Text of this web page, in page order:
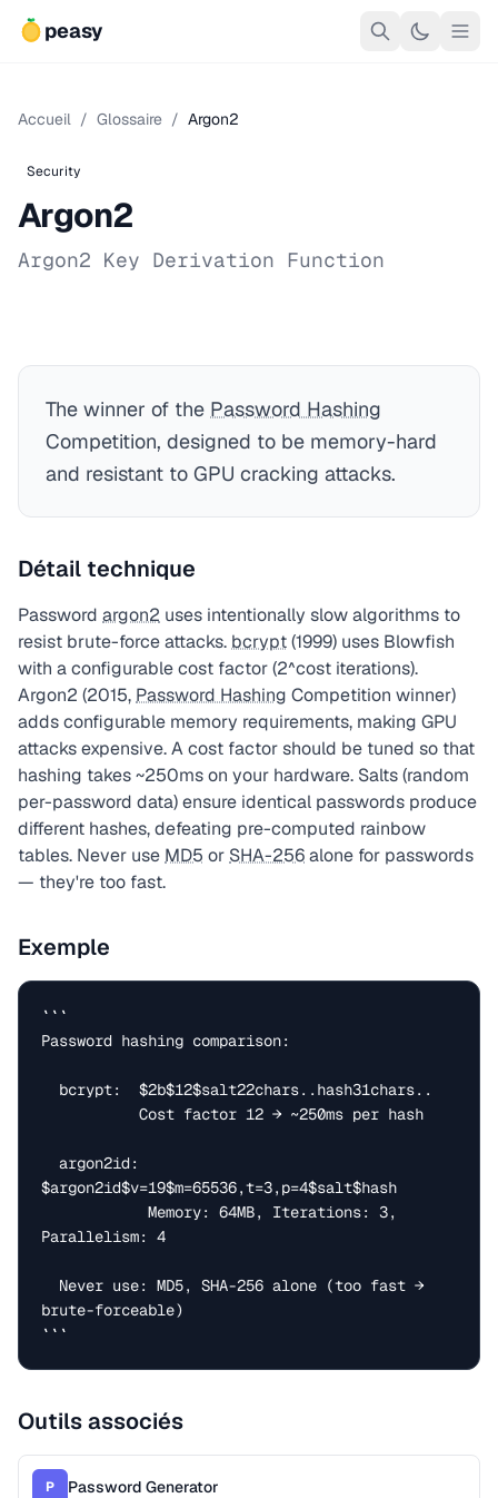
peasy
Accueil / Glossaire / Argon2
Security
Argon2
Argon2 Key Derivation Function
The winner of the Password Hashing
Competition, designed to be memory-hard
and resistant to GPU cracking attacks.
Détail technique
Password argon2 uses intentionally slow algorithms to
resist brute-force attacks. bcrypt(1999) uses Blowfish
with a configurable cost factor (2^cost iterations).
Argon2 (2015, Password Hashing Competition winner)
adds configurable memory requirements, making GPU
attacks expensive. A cost factor should be tuned so that
hashing takes ~250ms on your hardware. Salts (random
per-password data) ensure identical passwords produce
different hashes, defeating pre-computed rainbow
tables. Never use MD5 or SHA-256alone for passwords
— they're too fast.
Exemple
```
Password hashing comparison:
$argon2id$v=19$m=65536,t=3,p=4$salt$hash
Parallelism: 4
brute-forceable)
```
Outils associés
P Password Generator